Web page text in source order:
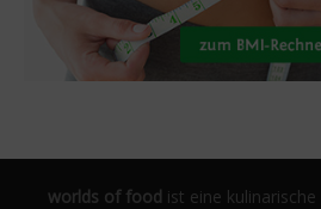
worlds of food ist eine